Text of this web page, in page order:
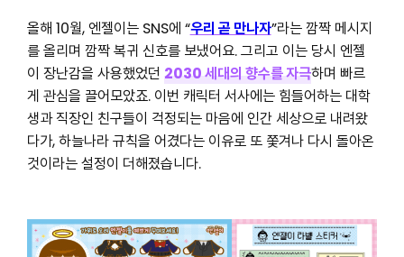
올해 10월, 엔젤이는 SNS에 “우리 곧 만나자”라는 깜짝 메시지
를 올리며 깜짝 복귀 신호를 보냈어요. 그리고 이는 당시 엔젤
이 장난감을 사용했었던 2030 세대의 향수를 자극하며 빠르
게 관심을 끌어모았죠. 이번 캐릭터 서사에는 힘들어하는 대학
생과 직장인 친구들이 걱정되는 마음에 인간 세상으로 내려왔
다가, 하늘나라 규칙을 어겼다는 이유로 또 쫓겨나 다시 돌아온
것이라는 설정이 더해졌습니다.